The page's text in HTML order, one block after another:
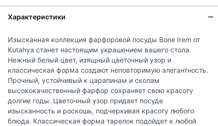
Характеристики
Изысканная коллекция фарфоровой посуды Bone Irem от
Kutahya станет настоящим украшением вашего стола.
Нежный белый цвет, изящный цветочный узор и
классическая форма создают неповторимую элегантность.
Прочный, устойчивый к царапинам и сколам
высококачественный фарфор сохраняет свою красоту
долгие годы. Цветочный узор придает посуде
изысканность и роскошь, подчеркивая красоту любого
блюда. Классическая форма тарелок подойдет к любой